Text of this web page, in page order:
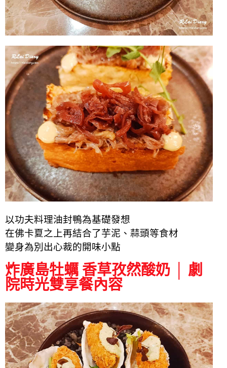
以功夫料理油封鴨為基礎發想
在佛卡夏之上再結合了芋泥、蒜頭等食材
變身為別出心裁的開味小點
炸廣島牡蠣 香草孜然酸奶 │ 劇
院時光雙享餐內容